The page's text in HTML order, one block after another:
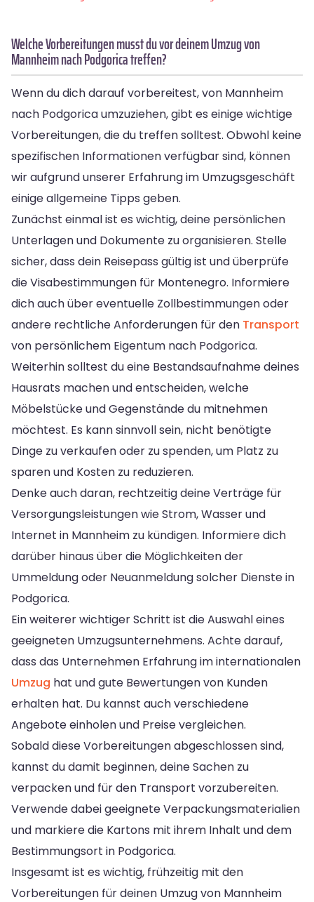
Welche Vorbereitungen musst du vor deinem Umzug von
Mannheim nach Podgorica treffen?
Wenn du dich darauf vorbereitest, von Mannheim
nach Podgorica umzuziehen, gibt es einige wichtige
Vorbereitungen, die du treffen solltest. Obwohl keine
spezifischen Informationen verfügbar sind, können
wir aufgrund unserer Erfahrung im Umzugsgeschäft
einige allgemeine Tipps geben.
Zunächst einmal ist es wichtig, deine persönlichen
Unterlagen und Dokumente zu organisieren. Stelle
sicher, dass dein Reisepass gültig ist und überprüfe
die Visabestimmungen für Montenegro. Informiere
dich auch über eventuelle Zollbestimmungen oder
andere rechtliche Anforderungen für den Transport
von persönlichem Eigentum nach Podgorica.
Weiterhin solltest du eine Bestandsaufnahme deines
Hausrats machen und entscheiden, welche
Möbelstücke und Gegenstände du mitnehmen
möchtest. Es kann sinnvoll sein, nicht benötigte
Dinge zu verkaufen oder zu spenden, um Platz zu
sparen und Kosten zu reduzieren.
Denke auch daran, rechtzeitig deine Verträge für
Versorgungsleistungen wie Strom, Wasser und
Internet in Mannheim zu kündigen. Informiere dich
darüber hinaus über die Möglichkeiten der
Ummeldung oder Neuanmeldung solcher Dienste in
Podgorica.
Ein weiterer wichtiger Schritt ist die Auswahl eines
geeigneten Umzugsunternehmens. Achte darauf,
dass das Unternehmen Erfahrung im internationalen
Umzug hat und gute Bewertungen von Kunden
erhalten hat. Du kannst auch verschiedene
Angebote einholen und Preise vergleichen.
Sobald diese Vorbereitungen abgeschlossen sind,
kannst du damit beginnen, deine Sachen zu
verpacken und für den Transport vorzubereiten.
Verwende dabei geeignete Verpackungsmaterialien
und markiere die Kartons mit ihrem Inhalt und dem
Bestimmungsort in Podgorica.
Insgesamt ist es wichtig, frühzeitig mit den
Vorbereitungen für deinen Umzug von Mannheim